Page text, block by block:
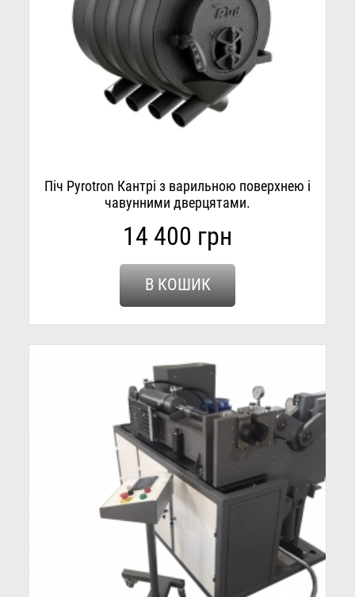
Піч Pyrotron Кантрі з варильною поверхнею і
чавунними дверцятами.
14 400 грн
В КОШИК